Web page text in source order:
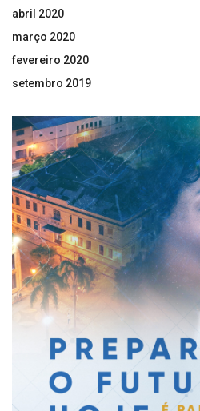
abril 2020
março 2020
fevereiro 2020
setembro 2019